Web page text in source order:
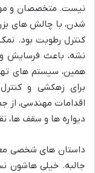
شدن، با چالش های
کنترل رطوبت بود.
نشه، باعث فرسایش
همین، سیستم های
برای زهکشی و
اقدامات مهندسی، از
دیواره ها و سقف ها،
داستان های شخصی
جالبه. خیلی هاشون